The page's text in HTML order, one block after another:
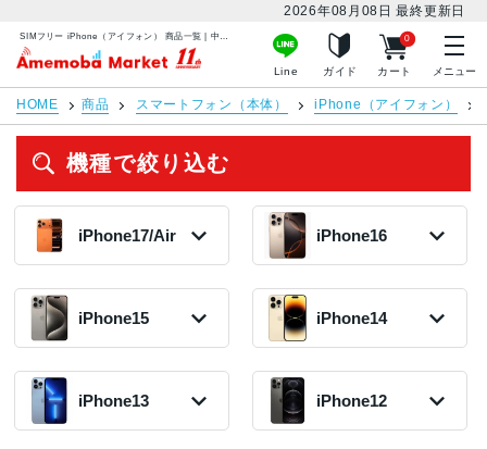
2026年08月08日 最終更新日
アメモバマーケット
Line ガイド カート
0
メニュー
HOME 商品 スマートフォン（本体） iPhone（アイフォン）
機種で絞り込む
iPhone17/Air
iPhone17
2025年モデル
135,800円〜
iPhone16
iPhone 16e
2025年モデル
79,300円〜
2024年モデル
在庫数:6
iPhone15
iPhone15 Pro
Max
2023年モデル
137,800円〜
iPhone14
iPhone14 Plus
2022年モデル
43,800円〜
iPhone13 iPhone12